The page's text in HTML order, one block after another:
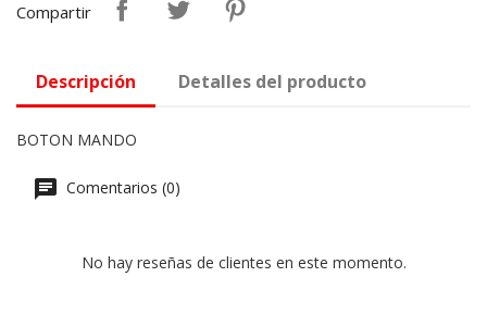
Compartir
Descripción Detalles del producto
BOTON MANDO
Comentarios (0)
No hay reseñas de clientes en este momento.